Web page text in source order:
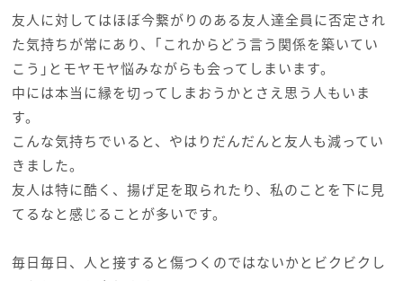
友人に対してはほぼ今繋がりのある友人達全員に否定され
た気持ちが常にあり、｢これからどう言う関係を築いてい
こう｣とモヤモヤ悩みながらも会ってしまいます。
中には本当に縁を切ってしまおうかとさえ思う人もいま
す。
こんな気持ちでいると、やはりだんだんと友人も減ってい
きました。
友人は特に酷く、揚げ足を取られたり、私のことを下に見
てるなと感じることが多いです。
毎日毎日、人と接すると傷つくのではないかとビクビクし